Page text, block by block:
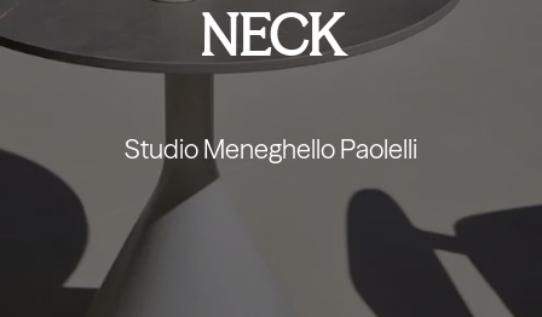
NECK
Studio Meneghello Paolelli